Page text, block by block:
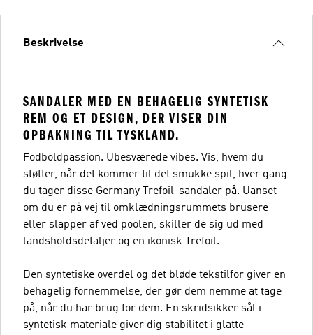
Beskrivelse
SANDALER MED EN BEHAGELIG SYNTETISK
REM OG ET DESIGN, DER VISER DIN
OPBAKNING TIL TYSKLAND.
Fodboldpassion. Ubesværede vibes. Vis, hvem du
støtter, når det kommer til det smukke spil, hver gang
du tager disse Germany Trefoil-sandaler på. Uanset
om du er på vej til omklædningsrummets brusere
eller slapper af ved poolen, skiller de sig ud med
landsholdsdetaljer og en ikonisk Trefoil.
Den syntetiske overdel og det bløde tekstilfor giver en
behagelig fornemmelse, der gør dem nemme at tage
på, når du har brug for dem. En skridsikker sål i
syntetisk materiale giver dig stabilitet i glatte